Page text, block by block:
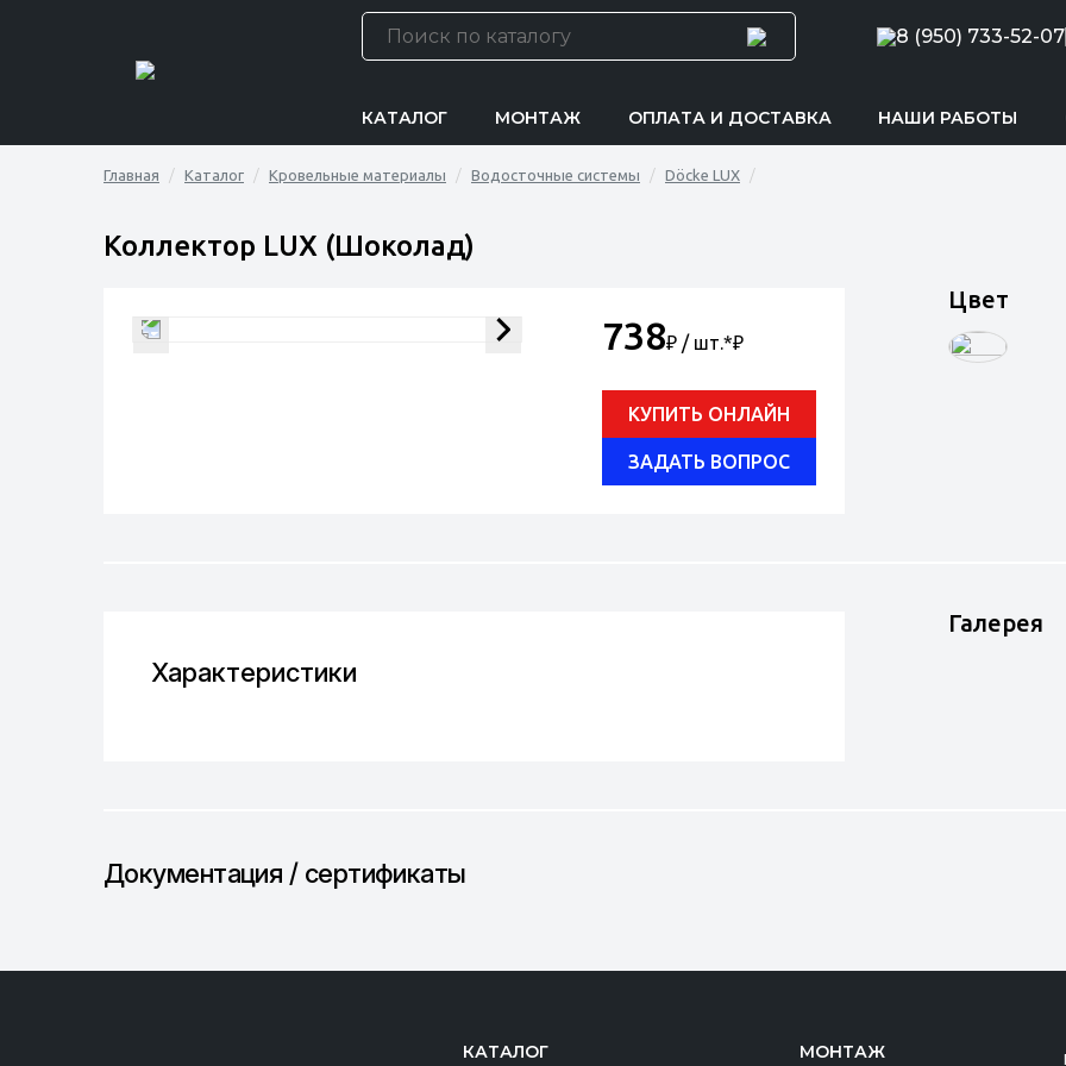
8 (950) 733-52-07
КАТАЛОГ МОНТАЖ ОПЛАТА И ДОСТАВКА НАШИ РАБОТЫ
Главная Каталог Кровельные материалы Водосточные системы Döcke LUX
Коллектор LUX (Шоколад)
738₽ / шт.*₽
КУПИТЬ ОНЛАЙН
ЗАДАТЬ ВОПРОС
Цвет
Характеристики
Галерея
Документация / сертификаты
КАТАЛОГ МОНТАЖ